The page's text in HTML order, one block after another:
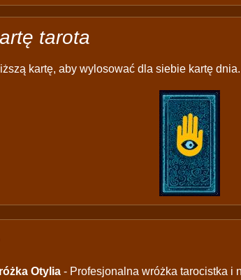
tarota
kartę, aby wylosować dla siebie kartę dnia.
Otylia - Profesjonalna wróżka tarocistka i